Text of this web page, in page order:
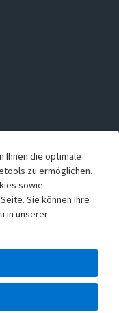
Ihnen die optimale
zu ermöglichen.
sowie
Sie können Ihre
in unserer